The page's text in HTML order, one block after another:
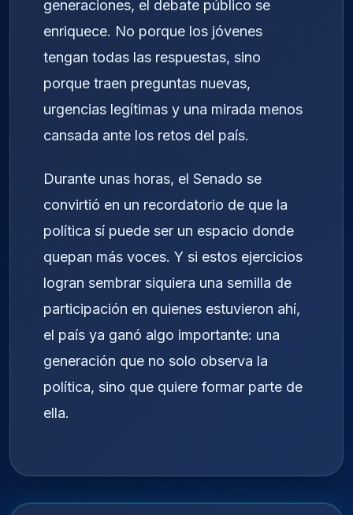
generaciones, el debate público se
enriquece. No porque los jóvenes
tengan todas las respuestas, sino
porque traen preguntas nuevas,
urgencias legítimas y una mirada menos
cansada ante los retos del país.
Durante unas horas, el Senado se
convirtió en un recordatorio de que la
política sí puede ser un espacio donde
quepan más voces. Y si estos ejercicios
logran sembrar siquiera una semilla de
participación en quienes estuvieron ahí,
el país ya ganó algo importante: una
generación que no solo observa la
política, sino que quiere formar parte de
ella.